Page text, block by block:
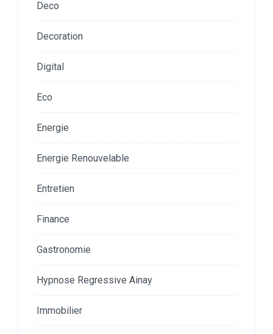
Deco
Decoration
Digital
Eco
Energie
Energie Renouvelable
Entretien
Finance
Gastronomie
Hypnose Regressive Ainay
Immobilier